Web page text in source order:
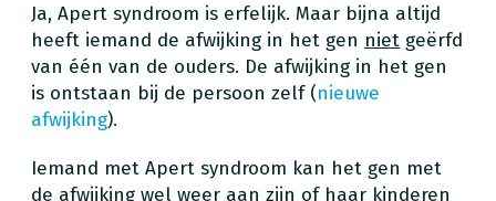
Ja, Apert syndroom is erfelijk. Maar bijna altijd
heeft iemand de afwijking in het gen niet geërfd
van één van de ouders. De afwijking in het gen
is ontstaan bij de persoon zelf (nieuwe
afwijking).
Iemand met Apert syndroom kan het gen met
de afwijking wel weer aan zijn of haar kinderen